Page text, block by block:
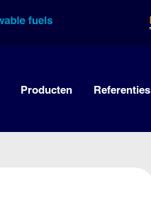
Producten Referenties